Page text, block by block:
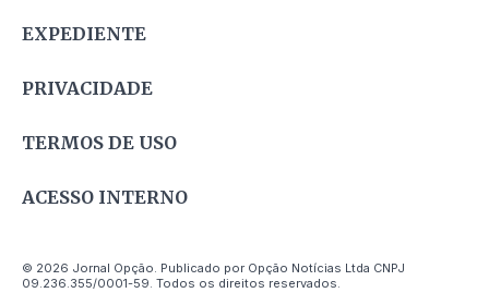
EXPEDIENTE
PRIVACIDADE
TERMOS DE USO
ACESSO INTERNO
© 2026 Jornal Opção. Publicado por Opção Notícias Ltda CNPJ
09.236.355/0001-59. Todos os direitos reservados.